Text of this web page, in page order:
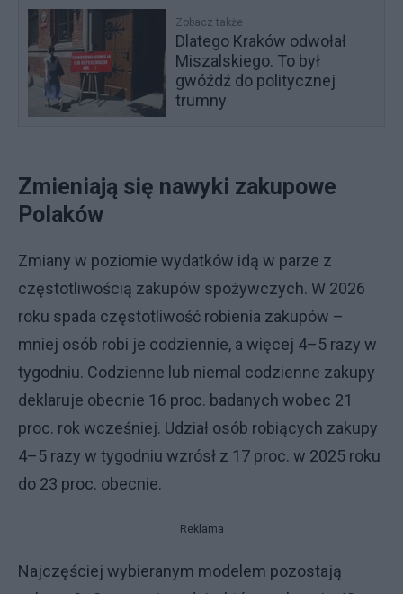
Zobacz także
Dlatego Kraków odwołał
Miszalskiego. To był
gwóźdź do politycznej
trumny
Zmieniają się nawyki zakupowe
Polaków
Zmiany w poziomie wydatków idą w parze z
częstotliwością zakupów spożywczych. W 2026
roku spada częstotliwość robienia zakupów –
mniej osób robi je codziennie, a więcej 4–5 razy w
tygodniu. Codzienne lub niemal codzienne zakupy
deklaruje obecnie 16 proc. badanych wobec 21
proc. rok wcześniej. Udział osób robiących zakupy
4–5 razy w tygodniu wzrósł z 17 proc. w 2025 roku
do 23 proc. obecnie.
Reklama
Najczęściej wybieranym modelem pozostają